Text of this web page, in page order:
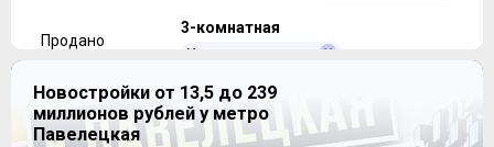
Продано
3-комнатная
Уточнить наличие
50,27-82,5 м2 Продано
Новостройки от 13,5 до 239
миллионов рублей у метро
Павелецкая